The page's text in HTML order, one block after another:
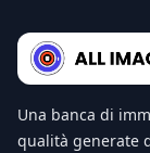
Una banca di
qualità generate